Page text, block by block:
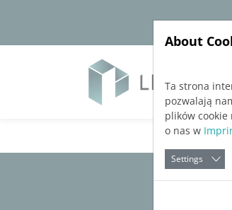
About
Ta strona
pozwalają
plików cookie
o nas w
Settings